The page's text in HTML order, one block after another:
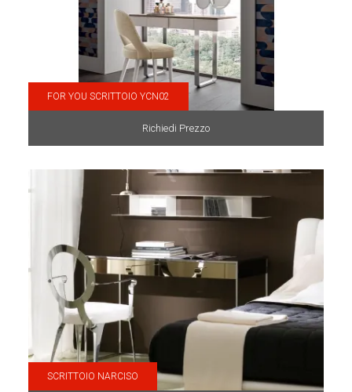
FOR YOU SCRITTOIO YCN02
Richiedi Prezzo
SCRITTOIO NARCISO